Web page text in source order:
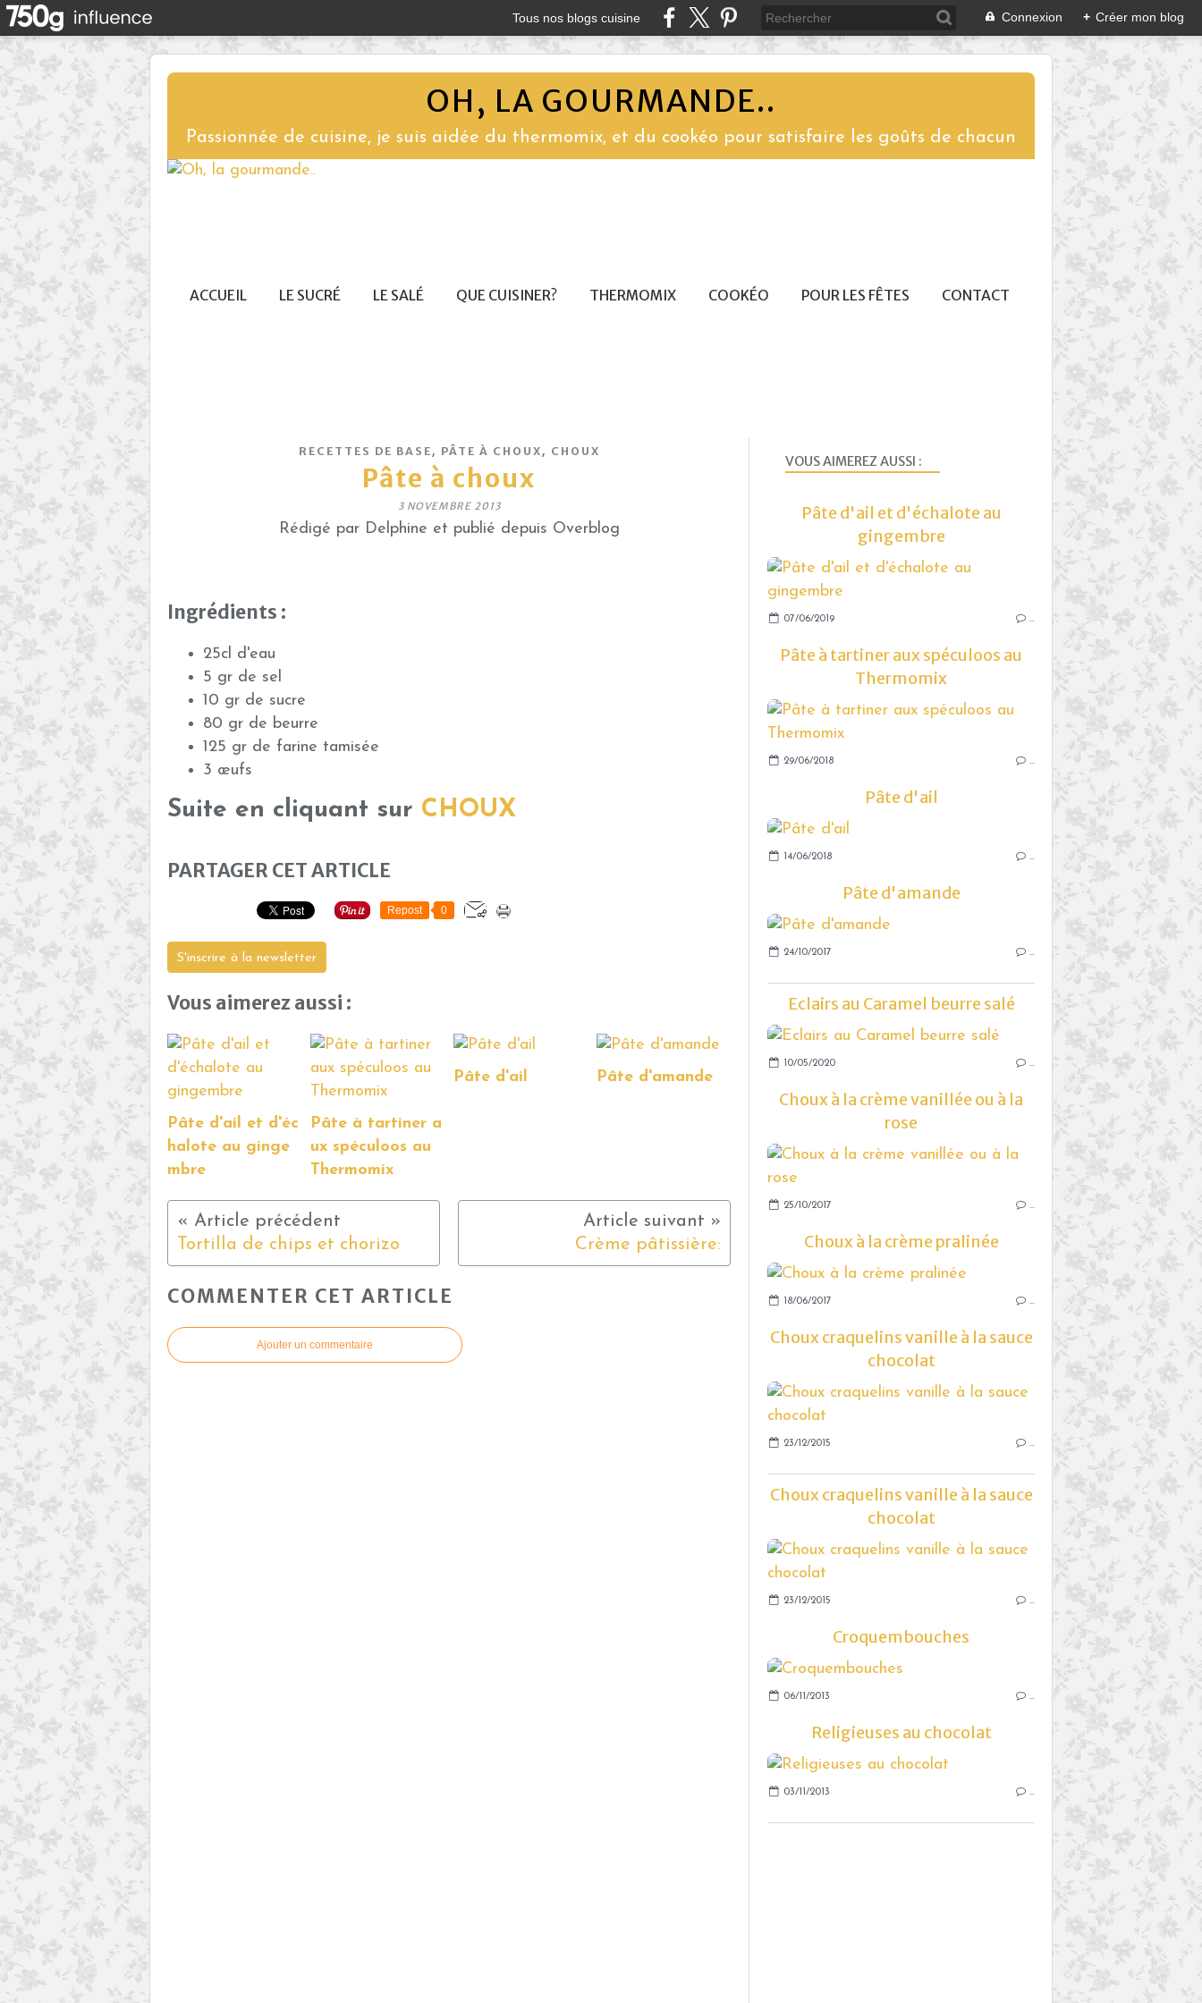
Tous nos blogs cuisine Connexion + Créer mon blog
OH, LA GOURMANDE..
Passionnée de cuisine, je suis aidée du thermomix, et du cookéo pour satisfaire les goûts de chacun
ACCUEIL LE SUCRÉ LE SALÉ QUE CUISINER? THERMOMIX COOKÉO POUR LES FÊTES CONTACT
RECETTES DE BASE, PÂTE À CHOUX, CHOUX
Pâte à choux
3 NOVEMBRE 2013
Rédigé par Delphine et publié depuis Overblog
Ingrédients :
25cl d'eau
5 gr de sel
10 gr de sucre
80 gr de beurre
125 gr de farine tamisée
3 œufs
Suite en cliquant sur CHOUX
PARTAGER CET ARTICLE
Repost 0
S'inscrire à la newsletter
Vous aimerez aussi :
Pâte d'ail et d'éc
halote au ginge
mbre
Pâte à tartiner a
ux spéculoos au
Thermomix
Pâte d'ail Pâte d'amande
Tortilla de chips et chorizo Crème pâtissière:
COMMENTER CET ARTICLE
Ajouter un commentaire
VOUS AIMEREZ AUSSI :
Pâte d'ail et d'échalote au
gingembre
07/06/2019 …
Pâte à tartiner aux spéculoos au
Thermomix
29/06/2018 …
Pâte d'ail
14/06/2018 …
Pâte d'amande
24/10/2017 …
Eclairs au Caramel beurre salé
10/05/2020 …
Choux à la crème vanillée ou à la
rose
25/10/2017 …
Choux à la crème pralinée
18/06/2017 …
Choux craquelins vanille à la sauce
chocolat
23/12/2015 …
Choux craquelins vanille à la sauce
chocolat
23/12/2015 …
Croquembouches
06/11/2013 …
Religieuses au chocolat
03/11/2013 …